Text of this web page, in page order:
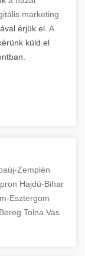
marketing
érjük el. A
küld el
Zemplén
Hajdú-Bihar
Esztergom
Tolna Vas